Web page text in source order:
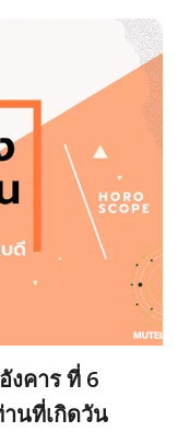
งคาร ที่ 6
นที่เกิดวัน